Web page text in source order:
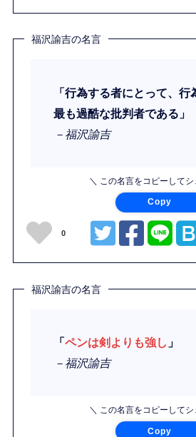
福沢諭吉の名言
「行為する者にとって、行
最も過酷な批判者である」
－福沢諭吉
＼ この名言をコピーしてシ
Copy
0
福沢諭吉の名言
「ペンは剣よりも強し 」
－福沢諭吉
＼ この名言をコピーしてシ
Copy